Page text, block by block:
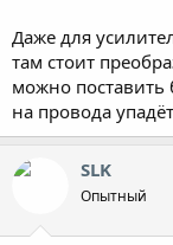
Даже для
там стоит
можно поставить
на провода
SLK
Опытный